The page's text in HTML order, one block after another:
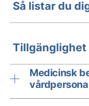
Så listar du
Tillgänglighet
Medicinsk